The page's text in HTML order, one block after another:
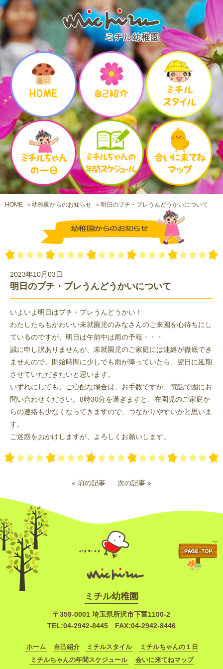
HOME 幼稚園からのお知らせ 明日のプチ・プレうんどうかいについて
2023年10月03日
明日のプチ・プレうんどうかいについて
いよいよ明日はプチ・プレうんどうかい！
わたしたちもかわいい未就園児のみなさんのご来園を心待ちにし
ているのですが、明日は午前中は雨の予報・・・
誠に申し訳ありませんが、未就園児のご家庭には連絡が徹底でき
ませんので、開始時間に少しでも雨が降っていたら、翌日に延期
させていただきたいと思います。
いずれにしても、ご心配な場合は、お手数ですが、電話で園にお
問い合わせください。8時30分を過ぎますと、在園児のご家庭か
らの連絡も少なくなってきますので、つながりやすいかと思いま
す。
ご迷惑をおかけしますが、よろしくお願いします。
« 前の記事 次の記事 »
ミチル幼稚園
〒359-0001 埼玉県所沢市下富1100-2
TEL:04-2942-8445 FAX:04-2942-8446
ホーム 自己紹介 ミチルスタイル
ミチルちゃんの１日
ミチルちゃんの年間スケジュール
会いに来てねマップ